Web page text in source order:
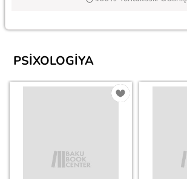
PSIXOLOGIYA